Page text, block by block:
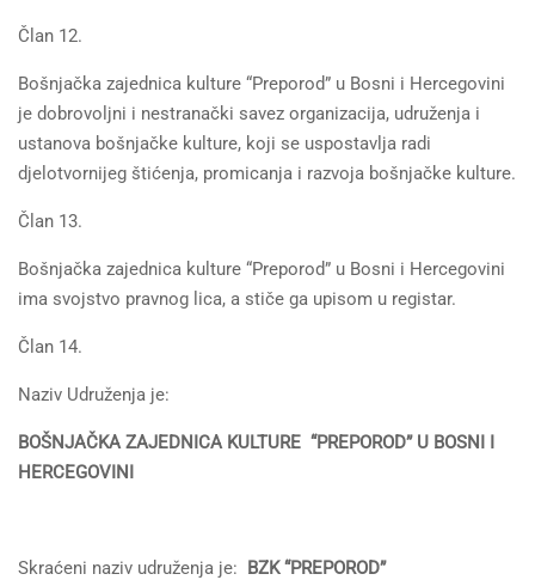
Član 12.
Bošnjačka zajednica kulture “Preporod” u Bosni i Hercegovini
je dobrovoljni i nestranački savez organizacija, udruženja i
ustanova bošnjačke kulture, koji se uspostavlja radi
djelotvornijeg štićenja, promicanja i razvoja bošnjačke kulture.
Član 13.
Bošnjačka zajednica kulture “Preporod” u Bosni i Hercegovini
ima svojstvo pravnog lica, a stiče ga upisom u registar.
Član 14.
Naziv Udruženja je:
BOŠNJAČKA ZAJEDNICA KULTURE “PREPOROD” U BOSNI I
HERCEGOVINI
Skraćeni naziv udruženja je: BZK“PREPOROD”